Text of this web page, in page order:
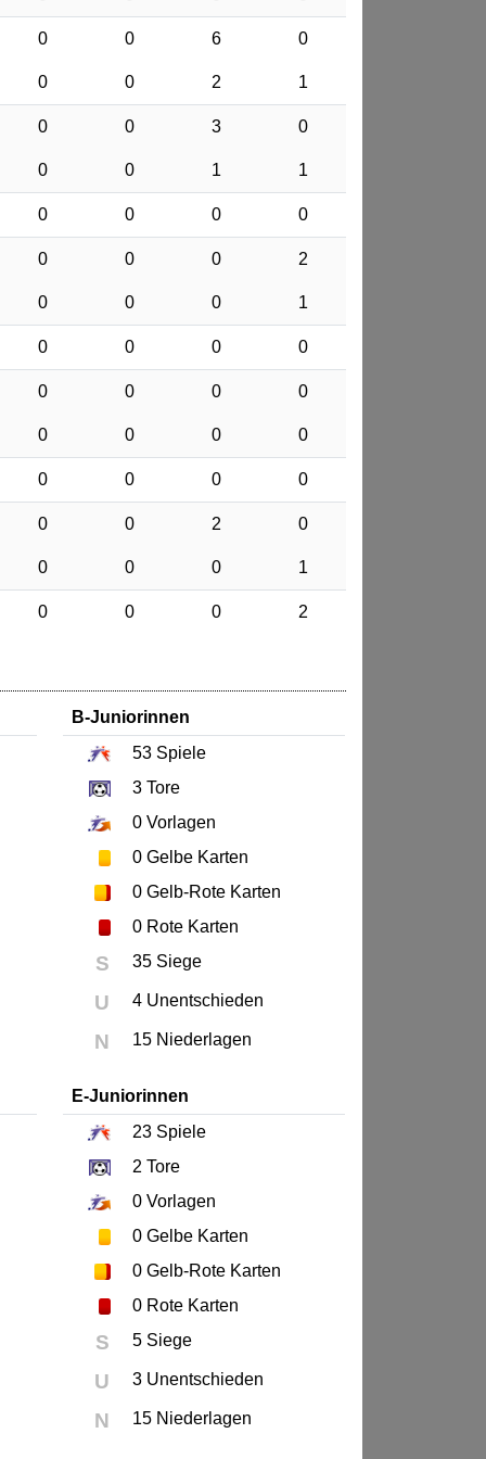
0 0 6 0
0 0 2 1
0 0 3 0
0 0 1 1
0 0 0 0
0 0 0 2
0 0 0 1
0 0 0 0
0 0 0 0
0 0 0 0
0 0 0 0
0 0 2 0
0 0 0 1
0 0 0 2
B-Juniorinnen
53 Spiele
3 Tore
0 Vorlagen
0 Gelbe Karten
0 Gelb-Rote Karten
0 Rote Karten
S 35 Siege
U 4 Unentschieden
N 15 Niederlagen
E-Juniorinnen
23 Spiele
2 Tore
0 Vorlagen
0 Gelbe Karten
0 Gelb-Rote Karten
0 Rote Karten
S 5 Siege
U 3 Unentschieden
N 15 Niederlagen